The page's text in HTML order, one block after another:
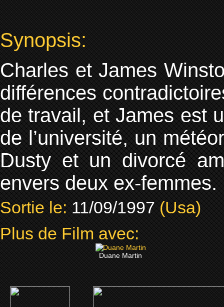
Synopsis:
Charles et James
différences
de travail, et James est
de l’université, un
Dusty et un divorcé
envers deux ex-femmes.
Sortie le: 11/09/1997 (Usa)
Plus de Film avec:
Duane Martin